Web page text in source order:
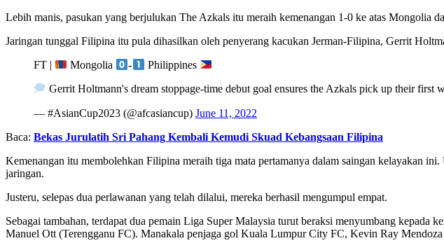
Lebih manis, pasukan yang berjulukan The Azkals itu meraih kemenangan 1-0 ke atas Mongolia
Jaringan tunggal Filipina itu pula dihasilkan oleh penyerang kacukan Jerman-Filipina, Gerrit
FT | Mongolia - Philippines
Gerrit Holtmann's dream stoppage-time debut goal ensures the Azkals pick up their first
— #AsianCup2023 (@afcasiancup) June 11, 2022
Baca: Bekas Jurulatih Sri Pahang Kembali Kemudi Skuad Kebangsaan Filipina
Kemenangan itu membolehkan Filipina meraih tiga mata pertamanya dalam saingan kelayakan
jaringan.
Justeru, selepas dua perlawanan yang telah dilalui, mereka berhasil mengumpul empat.
Sebagai tambahan, terdapat dua pemain Liga Super Malaysia turut beraksi menyumbang
Manuel Ott (Terengganu FC). Manakala penjaga gol Kuala Lumpur City FC, Kevin Ray Mendoza